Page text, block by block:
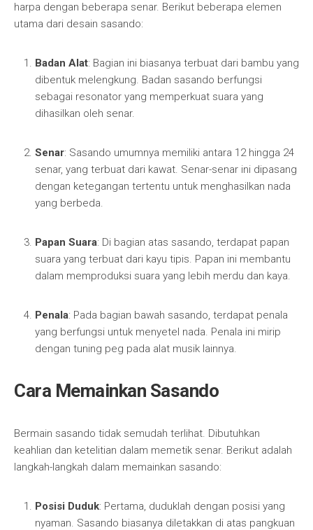
harpa dengan beberapa senar. Berikut beberapa elemen
utama dari desain sasando:
Badan Alat: Bagian ini biasanya terbuat dari bambu yang
dibentuk melengkung. Badan sasando berfungsi
sebagai resonator yang memperkuat suara yang
dihasilkan oleh senar.
Senar: Sasando umumnya memiliki antara 12 hingga 24
senar, yang terbuat dari kawat. Senar-senar ini dipasang
dengan ketegangan tertentu untuk menghasilkan nada
yang berbeda.
Papan Suara: Di bagian atas sasando, terdapat papan
suara yang terbuat dari kayu tipis. Papan ini membantu
dalam memproduksi suara yang lebih merdu dan kaya.
Penala: Pada bagian bawah sasando, terdapat penala
yang berfungsi untuk menyetel nada. Penala ini mirip
dengan tuning peg pada alat musik lainnya.
Cara Memainkan Sasando
Bermain sasando tidak semudah terlihat. Dibutuhkan
keahlian dan ketelitian dalam memetik senar. Berikut adalah
langkah-langkah dalam memainkan sasando:
Posisi Duduk: Pertama, duduklah dengan posisi yang
nyaman. Sasando biasanya diletakkan di atas pangkuan